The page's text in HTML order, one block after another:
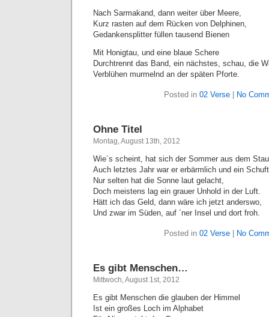
Nach Sarmakand, dann weiter über Meere,
Kurz rasten auf dem Rücken von Delphinen,
Gedankensplitter füllen tausend Bienen
Mit Honigtau, und eine blaue Schere
Durchtrennt das Band, ein nächstes, schau, die
Verblühen murmelnd an der späten Pforte.
Posted in 02 Verse| No
Ohne Titel
Montag, August 13th, 2012
Wie´s scheint, hat sich der Sommer aus dem
Auch letztes Jahr war er erbärmlich und ein
Nur selten hat die Sonne laut gelacht,
Doch meistens lag ein grauer Unhold in der Luft.
Hätt ich das Geld, dann wäre ich jetzt anderswo,
Und zwar im Süden, auf ´ner Insel und dort froh.
Posted in 02 Verse| No
Es gibt Menschen…
Mittwoch, August 1st, 2012
Es gibt Menschen die glauben der Himmel
Ist ein großes Loch im Alphabet